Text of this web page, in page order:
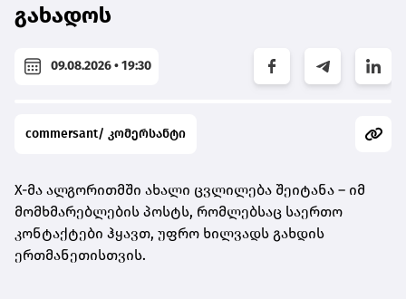
გახადოს
09.08.2026 • 19:30
commersant/ კომერსანტი
X-მა ალგორითმში ახალი ცვლილება შეიტანა – იმ
მომხმარებლების პოსტს, რომლებსაც საერთო
კონტაქტები ჰყავთ, უფრო ხილვადს გახდის
ერთმანეთისთვის.